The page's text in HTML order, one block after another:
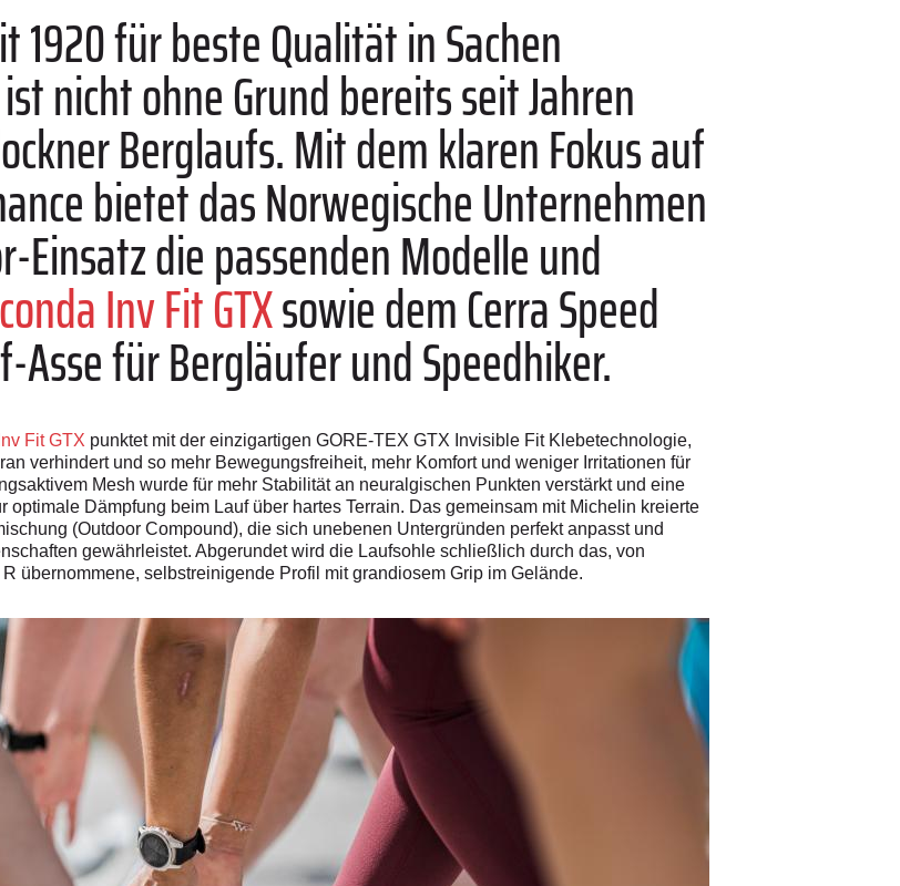
1920 für beste Qualität in Sachen
nicht ohne Grund bereits seit Jahren
Berglaufs. Mit dem klaren Fokus auf
bietet das Norwegische Unternehmen
die passenden Modelle und
Inv Fit GTXsowie dem Cerra Speed
für Bergläufer und Speedhiker.
Fit GTX punktet mit der einzigartigen GORE-TEX GTX Invisible Fit Klebetechnologie,
verhindert und so mehr Bewegungsfreiheit, mehr Komfort und weniger Irritationen für
Mesh wurde für mehr Stabilität an neuralgischen Punkten verstärkt und eine
Dämpfung beim Lauf über hartes Terrain. Das gemeinsam mit Michelin kreierte
(Outdoor Compound), die sich unebenen Untergründen perfekt anpasst und
gewährleistet. Abgerundet wird die Laufsohle schließlich durch das, von
übernommene, selbstreinigende Profil mit grandiosem Grip im Gelände.